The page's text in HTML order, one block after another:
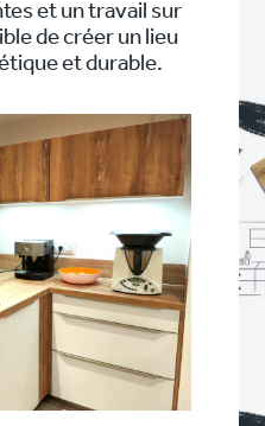
et un travail sur
de créer un lieu
et durable.